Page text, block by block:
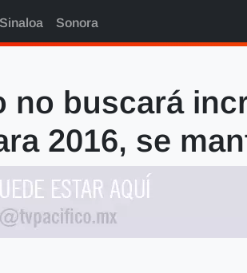
Sinaloa Sonora
no buscará
2016, se